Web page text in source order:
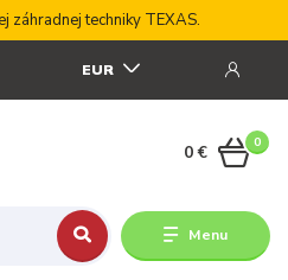
záhradnej techniky TEXAS.
Menu
EUR
0
0 €